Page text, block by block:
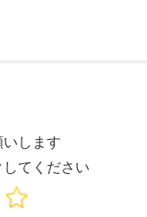
します
てください